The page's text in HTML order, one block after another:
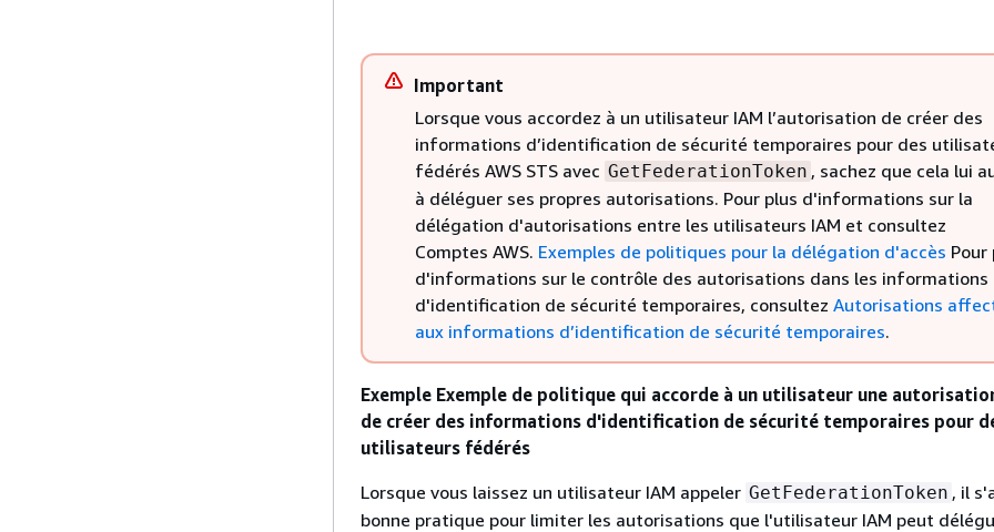
Important
Lorsque vous accordez à un utilisateur IAM l’autorisation de créer des
informations d’identification de sécurité temporaires pour des
fédérés AWS STS avec GetFederationToken , sachez que cela lui
à déléguer ses propres autorisations. Pour plus d'informations sur la
délégation d'autorisations entre les utilisateurs IAM et consultez
Comptes AWS. Exemples de politiques pour la délégation d'accès Pour
d'informations sur le contrôle des autorisations dans les informations
d'identification de sécurité temporaires, consultez Autorisations
aux informations d’identification de sécurité temporaires.
Exemple Exemple de politique qui accorde à un utilisateur une
de créer des informations d'identification de sécurité temporaires pour
utilisateurs fédérés
Lorsque vous laissez un utilisateur IAM appeler GetFederationToken , il
bonne pratique pour limiter les autorisations que l'utilisateur IAM peut